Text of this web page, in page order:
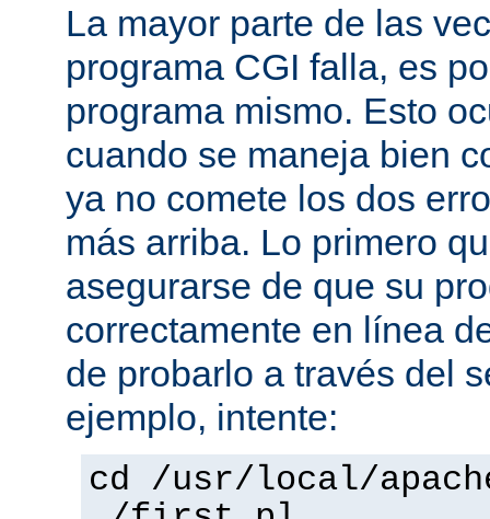
La mayor parte de las
programa CGI falla, es
programa mismo. Esto
cuando se maneja bien
ya no comete los dos
más arriba. Lo primero
asegurarse de que su
correctamente en línea
de probarlo a través del
ejemplo, intente:
cd /usr/local/